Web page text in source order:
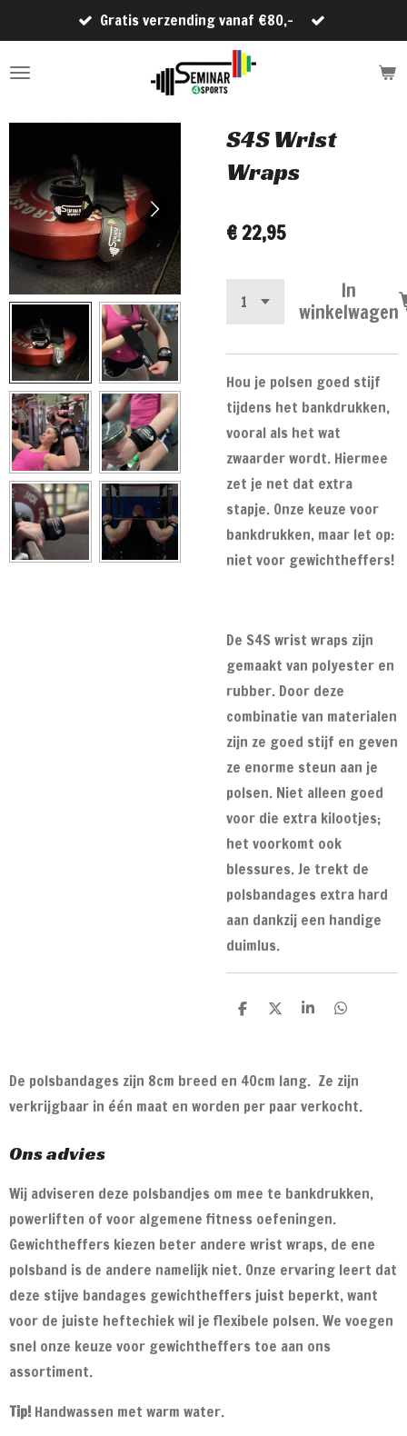
direct
naar
hoofdinhoud
Gratis verzending vanaf €80,-
S4S Wrist
Wraps
€ 22,95
In
winkelwagen
Hou je polsen goed stijf
tijdens het bankdrukken,
vooral als het wat
zwaarder wordt. Hiermee
zet je net dat extra
stapje. Onze keuze voor
bankdrukken, maar let op:
niet voor gewichtheffers!
De S4S wrist wraps zijn
gemaakt van polyester en
rubber. Door deze
combinatie van materialen
zijn ze goed stijf en geven
ze enorme steun aan je
polsen. Niet alleen goed
voor die extra kilootjes;
het voorkomt ook
blessures. Je trekt de
polsbandages extra hard
aan dankzij een handige
duimlus.
D
n
D
S
D
n
De polsbandages zijn 8cm breed en 40cm lang. Ze zijn
verkrijgbaar in één maat en worden per paar verkocht.
Ons advies
Wij adviseren deze polsbandjes om mee te bankdrukken,
powerliften of voor algemene fitness oefeningen.
Gewichtheffers kiezen beter andere wrist wraps, de ene
polsband is de andere namelijk niet. Onze ervaring leert dat
deze stijve bandages gewichtheffers juist beperkt, want
voor de juiste heftechiek wil je flexibele polsen. We voegen
snel onze keuze voor gewichtheffers toe aan ons
assortiment.
Tip! Handwassen met warm water.